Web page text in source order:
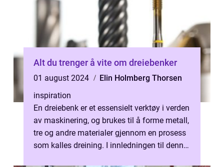
Alt du trenger å vite om dreiebenker
01 august 2024
Elin Holmberg Thorsen
inspiration
En dreiebenk er et essensielt verktøy i verden
av maskinering, og brukes til å forme metall,
tre og andre materialer gjennom en prosess
som kalles dreining. I innledningen til denne